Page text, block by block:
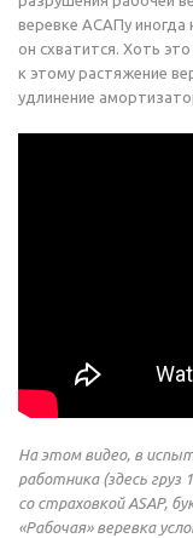
веревке АСАПу иногда
он схватится. Хоть
к этому растяжение
удлинение
На этом видео, в
работника (здесь груз
со страховкой ASAP,
«Рабочая» веревка